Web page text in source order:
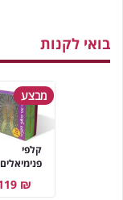
בואי לקנות
מבצע
קלפי
פנימיאלים
₪ 119